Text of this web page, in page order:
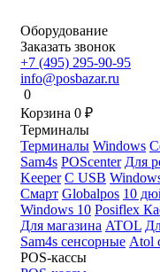
Оборудование
Заказать звонок
+7 (495) 295-90-95
info@posbazar.ru
0
Корзина 0 ₽
Терминалы
Терминалы Windows
Sam4s POScenter Для
Keeper С USB
Смарт Globalpos 10
Windows 10 Posiflex
Для магазина ATOL
Sam4s сенсорные Atol
POS-кассы